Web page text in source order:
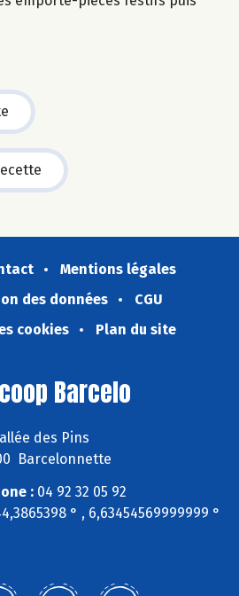
Mentions légales
des données
CGU
cookies
Plan du site
Barcelo
des Pins
Barcelonnette
: 04 92 32 05 92
° , 6,63454569999999 °